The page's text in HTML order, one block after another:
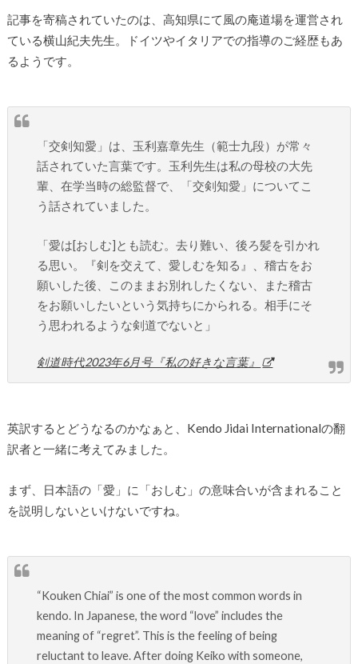
記事を寄稿されていたのは、高知県にて風の庵道場を運営され
ている横山紀夫先生。ドイツやイタリアでの指導のご経歴もあ
るようです。
「交剣知愛」は、玉利嘉章先生（範士九段）が常々
話されていた言葉です。玉利先生は私の母校の大先
輩、在学当時の総監督で、「交剣知愛」についてこ
う話されていました。
「愛は[おしむ]とも読む。去り難い、後ろ髪を引かれ
る思い。『剣を交えて、愛しむを知る』、稽古をお
願いした後、このままお別れしたくない、また稽古
をお願いしたいという気持ちにかられる。相手にそ
う思われるような剣道でないと」
剣道時代2023年6月号『私の好きな言葉』
英訳するとどうなるのかなぁと、Kendo Jidai Internationalの翻
訳者と一緒に考えてみました。
まず、日本語の「愛」に「おしむ」の意味合いが含まれること
を説明しないといけないですね。
“Kouken Chiai” is one of the most common words in
kendo. In Japanese, the word “love” includes the
meaning of “regret”. This is the feeling of being
reluctant to leave. After doing Keiko with someone,